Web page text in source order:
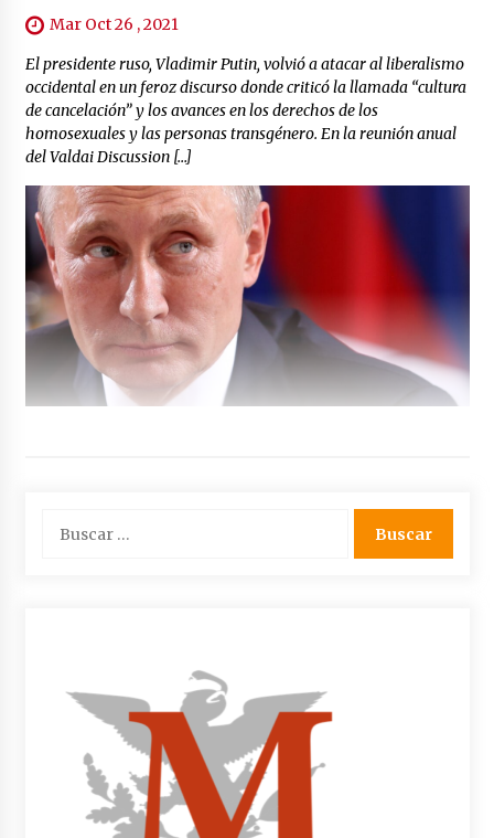
Mar Oct 26 , 2021
El presidente ruso, Vladimir Putin, volvió a atacar al liberalismo
occidental en un feroz discurso donde criticó la llamada “cultura
de cancelación” y los avances en los derechos de los
homosexuales y las personas transgénero. En la reunión anual
del Valdai Discussion […]